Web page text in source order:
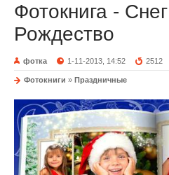
Фотокнига -
Рождество
фотка 1-11-2013, 14:52 2512
Фотокниги » Праздничные